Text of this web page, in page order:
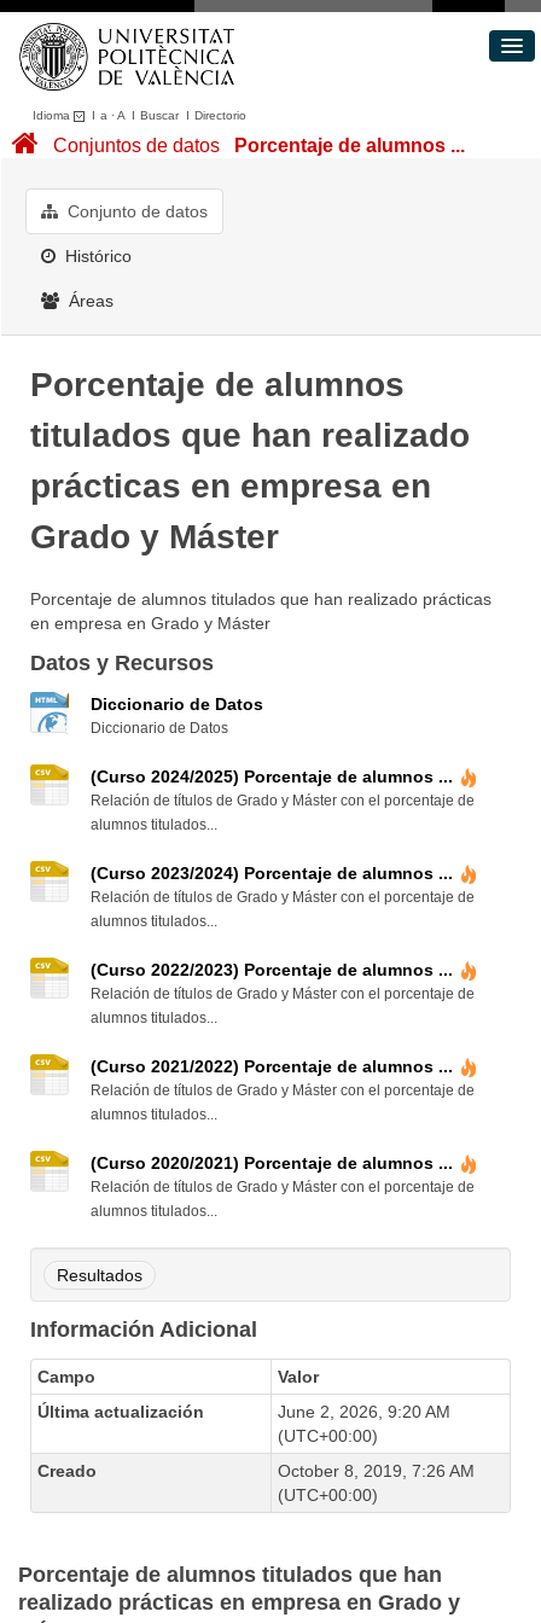
Idioma I a ·A I BuscarI Directorio
Conjuntos de datos
Acerca de
Conjuntos de datos Porcentaje de alumnos ...
Conjunto de datos
Histórico
Áreas
Porcentaje de alumnos
titulados que han realizado
prácticas en empresa en
Grado y Máster
Porcentaje de alumnos titulados que han realizado prácticas
en empresa en Grado y Máster
Datos y Recursos
Diccionario de Datos
Diccionario de Datos
(Curso 2024/2025) Porcentaje de alumnos ...
Relación de títulos de Grado y Máster con el porcentaje de
alumnos titulados...
(Curso 2023/2024) Porcentaje de alumnos ...
Relación de títulos de Grado y Máster con el porcentaje de
alumnos titulados...
(Curso 2022/2023) Porcentaje de alumnos ...
Relación de títulos de Grado y Máster con el porcentaje de
alumnos titulados...
(Curso 2021/2022) Porcentaje de alumnos ...
Relación de títulos de Grado y Máster con el porcentaje de
alumnos titulados...
(Curso 2020/2021) Porcentaje de alumnos ...
Relación de títulos de Grado y Máster con el porcentaje de
alumnos titulados...
Resultados
Información Adicional
Campo
Valor
Última actualización
June 2, 2026, 9:20 AM
(UTC+00:00)
Creado
October 8, 2019, 7:26 AM
(UTC+00:00)
Porcentaje de alumnos titulados que han
realizado prácticas en empresa en Grado y